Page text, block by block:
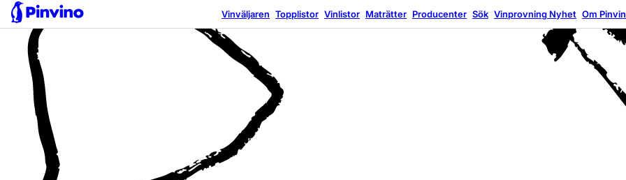
Vinväljaren Topplistor Vinlistor Maträtter Producenter Sök Vinprovning Nyhet Om